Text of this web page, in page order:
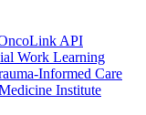
API
Work Learning
Informed Care
Institute